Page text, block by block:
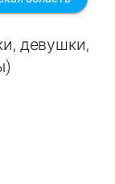
девушки,